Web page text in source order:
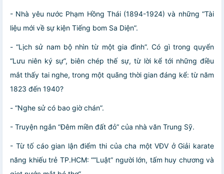
- Nhà yêu nước Phạm Hồng Thái (1894-1924) và những “Tài
liệu mới về sự kiện Tiếng bom Sa Diện”.
- “Lịch sử nam bộ nhìn từ một gia đình”. Có gì trong quyển
“Lưu niên ký sự”, biên chép thế sự, từ lời kể tới những điều
mắt thấy tai nghe, trong một quãng thời gian đáng kể: từ năm
1823 đến 1940?
- “Nghe sử có bao giờ chán”.
- Truyện ngắn “Đêm miền đất đỏ” của nhà văn Trung Sỹ.
- Từ tố cáo gian lận điểm thi của cha một VĐV ở Giải karate
năng khiếu trẻ TP.HCM: ““Luật” người lớn, tấm huy chương và